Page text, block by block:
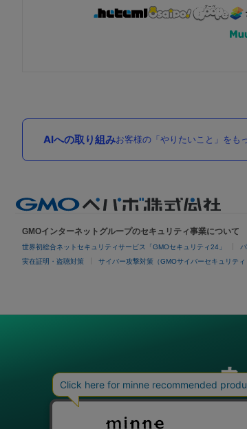
AIへの取り組みお客様の「やりたいこと」をも
GMOインターネットグループのセキュリティ事業について
世界初総合ネットセキュリティサービス「GMOセキュリティ24」
実在証明・盗聴対策 サイバー攻撃対策（GMOサイバーセキュリティ